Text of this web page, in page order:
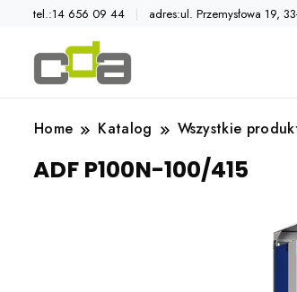
tel.:14 656 09 44 adres:ul. Przemysłowa 19,
Home Katalog Wszystkie
ADF P100N-100/415